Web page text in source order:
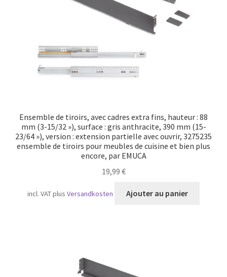
Ensemble de tiroirs, avec cadres extra fins, hauteur : 88
mm (3-15/32 »), surface : gris anthracite, 390 mm (15-
23/64 »), version : extension partielle avec ouvrir, 3275235
ensemble de tiroirs pour meubles de cuisine et bien plus
encore, par EMUCA
19,99 €
incl. VATplusVersandkosten Ajouter au panier